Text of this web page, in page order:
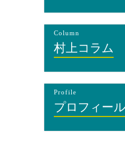
Column
村上コラム
Profile
プロフィール